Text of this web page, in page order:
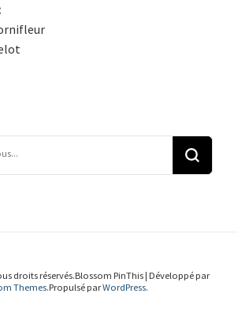
droits réservés.Blossom PinThis | Développé par
Themes.Propulsé parWordPress.